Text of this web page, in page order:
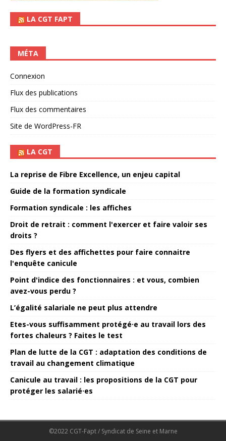
LA CGT FAPT
MÉTA
Connexion
Flux des publications
Flux des commentaires
Site de WordPress-FR
LA CGT
La reprise de Fibre Excellence, un enjeu capital
Guide de la formation syndicale
Formation syndicale : les affiches
Droit de retrait : comment l'exercer et faire valoir ses
droits ?
Des flyers et des affichettes pour faire connaitre
l'enquête canicule
Point d'indice des fonctionnaires : et vous, combien
avez-vous perdu ?
L’égalité salariale ne peut plus attendre
Etes-vous suffisamment protégé·e au travail lors des
fortes chaleurs ? Faites le test
Plan de lutte de la CGT : adaptation des conditions de
travail au changement climatique
Canicule au travail : les propositions de la CGT pour
protéger les salarié·es
©2022 CGT-Fapt / Syndicat de Seine et Marne